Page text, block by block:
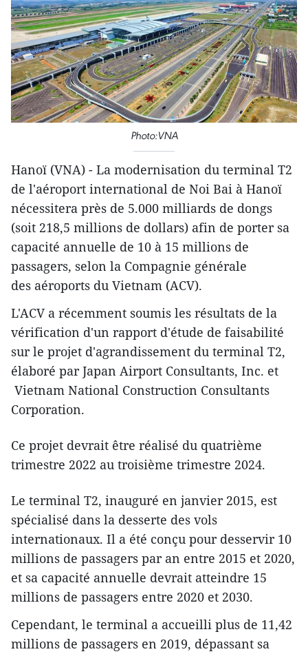
Photo:VNA
Hanoï (VNA) - La modernisation du terminal T2
de l'aéroport international de Noi Bai à Hanoï
nécessitera près de 5.000 milliards de dongs
(soit 218,5 millions de dollars) afin de porter sa
capacité annuelle de 10 à 15 millions de
passagers, selon la Compagnie générale
des aéroports du Vietnam (ACV).
L'ACV a récemment soumis les résultats de la
vérification d'un rapport d'étude de faisabilité
sur le projet d'agrandissement du terminal T2,
élaboré par Japan Airport Consultants, Inc. et
Vietnam National Construction Consultants
Corporation.
Ce projet devrait être réalisé du quatrième
trimestre 2022 au troisième trimestre 2024.
Le terminal T2, inauguré en janvier 2015, est
spécialisé dans la desserte des vols
internationaux. Il a été conçu pour desservir 10
millions de passagers par an entre 2015 et 2020,
et sa capacité annuelle devrait atteindre 15
millions de passagers entre 2020 et 2030.
Cependant, le terminal a accueilli plus de 11,42
millions de passagers en 2019, dépassant sa